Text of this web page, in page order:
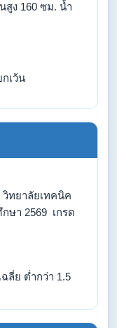
สูง 160 ซม. น้ำ
เว้น
ทยาลัยเทคนิค
ษา 2569 เกรด
ลี่ย ต่ำกว่า 1.5